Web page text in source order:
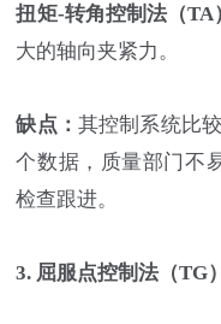
扭矩-转角控制法（TA
大的轴向夹紧力。
缺点： 其控制系统比
个数据，质量部门不
检查跟进。
3. 屈服点控制法（TG）